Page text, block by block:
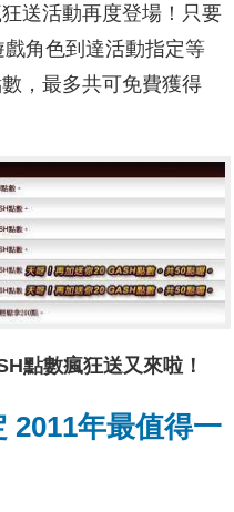
送活動再度登場！只要
角色到達活動指定等
，最多共可免費獲得
點數瘋狂送又來啦！
2011年最值得一